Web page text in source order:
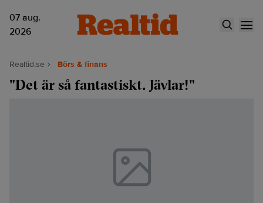
07 aug.
2026
Realtid.se Börs & finans
"Det är så fantastiskt. Jävlar!"